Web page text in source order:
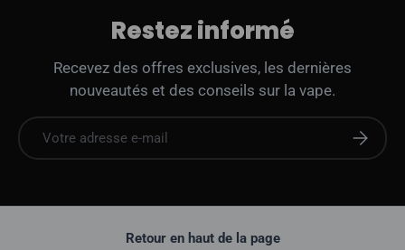
Restez informé
Recevez des offres exclusives, les dernières
nouveautés et des conseils sur la vape.
E-mail
Retour en haut de la page